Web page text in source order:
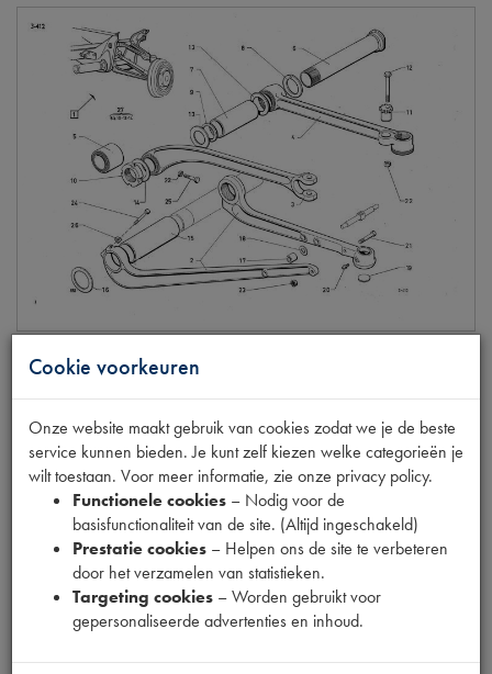
SILENTBLOCK TRIANGELAS
Model15CV/HY
Productnummer6300549
Artikelcode JF441.433
OE Citroën 441433
Codes 441433 | H433-3 | H4333 |
P207
Maten 36x56x47mm [PW 4]
Cookie voorkeuren
Onze website maakt gebruik van cookies zodat we je de beste
service kunnen bieden. Je kunt zelf kiezen welke categorieën je
wilt toestaan. Voor meer informatie, zie onze privacy policy.
Functionele cookies – Nodig voor de
basisfunctionaliteit van de site. (Altijd ingeschakeld)
Prestatie cookies – Helpen ons de site te verbeteren
door het verzamelen van statistieken.
Targeting cookies – Worden gebruikt voor
gepersonaliseerde advertenties en inhoud.